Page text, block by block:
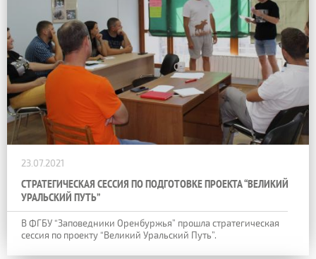
23.07.2021
СТРАТЕГИЧЕСКАЯ СЕССИЯ ПО ПОДГОТОВКЕ ПРОЕКТА “ВЕЛИКИЙ
УРАЛЬСКИЙ ПУТЬ”
В ФГБУ “Заповедники Оренбуржья” прошла стратегическая
сессия по проекту “Великий Уральский Путь”.